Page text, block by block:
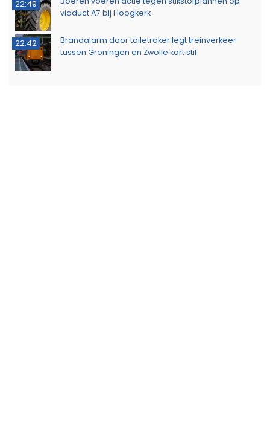
22:49
viaduct A7 bij Hoogkerk
22:42
Brandalarm door toiletroker legt treinverkeer
tussen Groningen en Zwolle kort stil